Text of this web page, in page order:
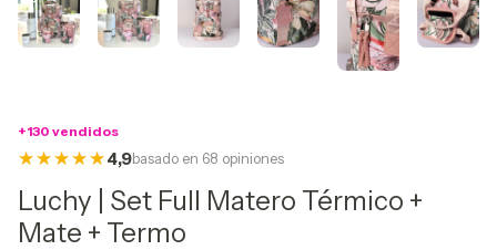
+130 vendidos
4,9basado en 68 opiniones
Luchy | Set Full Matero Térmico +
Mate + Termo